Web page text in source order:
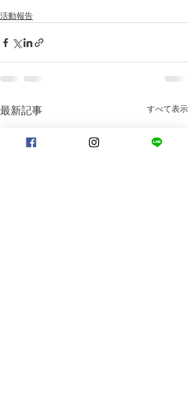
活動報告
最新記事 すべて表示